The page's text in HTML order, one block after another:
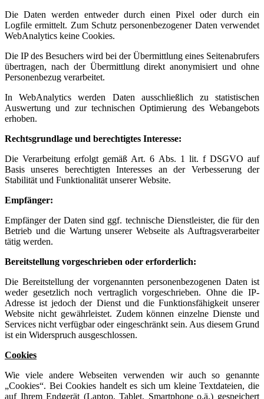
Die Daten werden entweder durch einen Pixel oder durch ein
Logfile ermittelt. Zum Schutz personenbezogener Daten verwendet
WebAnalytics keine Cookies.
Die IP des Besuchers wird bei der Übermittlung eines Seitenabrufers
übertragen, nach der Übermittlung direkt anonymisiert und ohne
Personenbezug verarbeitet.
In WebAnalytics werden Daten ausschließlich zu statistischen
Auswertung und zur technischen Optimierung des Webangebots
erhoben.
Rechtsgrundlage und berechtigtes Interesse:
Die Verarbeitung erfolgt gemäß Art. 6 Abs. 1 lit. f DSGVO auf
Basis unseres berechtigten Interesses an der Verbesserung der
Stabilität und Funktionalität unserer Website.
Empfänger:
Empfänger der Daten sind ggf. technische Dienstleister, die für den
Betrieb und die Wartung unserer Webseite als Auftragsverarbeiter
tätig werden.
Bereitstellung vorgeschrieben oder erforderlich:
Die Bereitstellung der vorgenannten personenbezogenen Daten ist
weder gesetzlich noch vertraglich vorgeschrieben. Ohne die IP-
Adresse ist jedoch der Dienst und die Funktionsfähigkeit unserer
Website nicht gewährleistet. Zudem können einzelne Dienste und
Services nicht verfügbar oder eingeschränkt sein. Aus diesem Grund
ist ein Widerspruch ausgeschlossen.
Cookies
Wie viele andere Webseiten verwenden wir auch so genannte
„Cookies“. Bei Cookies handelt es sich um kleine Textdateien, die
auf Ihrem Endgerät (Laptop, Tablet, Smartphone o.ä.) gespeichert